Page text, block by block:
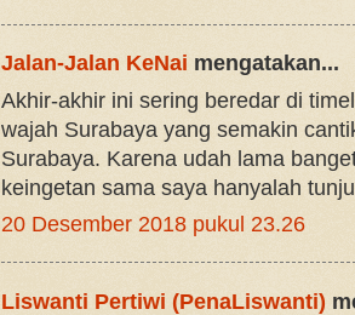
Jalan-Jalan KeNai mengatakan...
Akhir-akhir ini sering beredar di
wajah Surabaya yang semakin
Surabaya. Karena udah lama
keingetan sama saya hanyalah
20 Desember 2018 pukul 23.26
Liswanti Pertiwi (PenaLiswanti)